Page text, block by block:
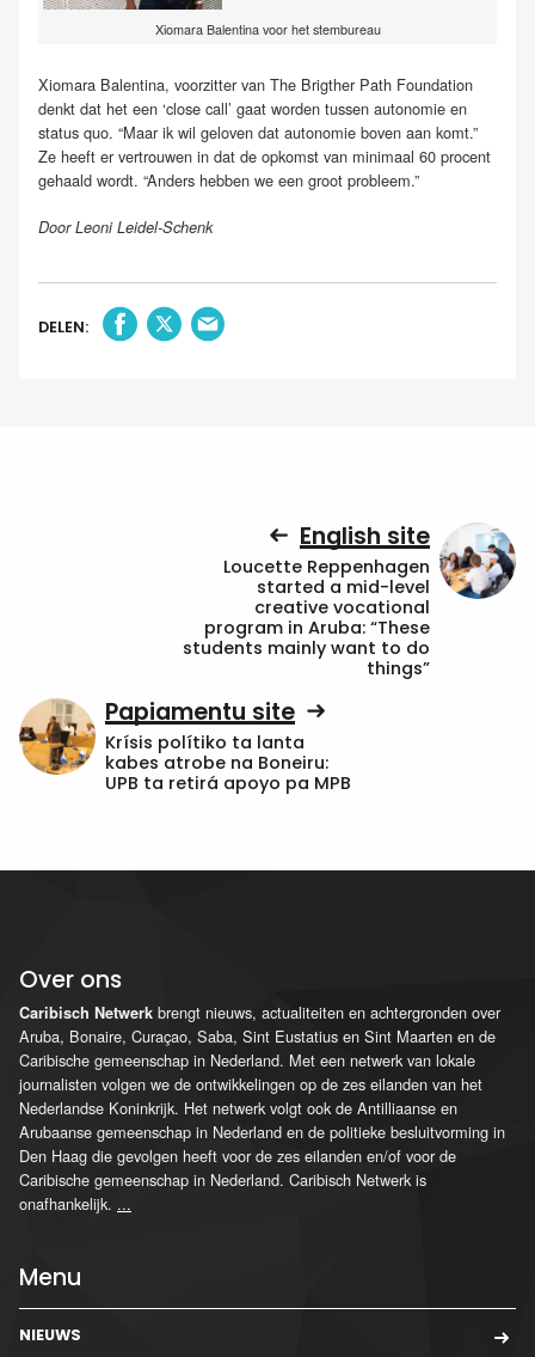
Xiomara Balentina voor het stembureau
Xiomara Balentina, voorzitter van The Brigther Path Foundation
denkt dat het een ‘close call’ gaat worden tussen autonomie en
status quo. “Maar ik wil geloven dat autonomie boven aan komt.”
Ze heeft er vertrouwen in dat de opkomst van minimaal 60 procent
gehaald wordt. “Anders hebben we een groot probleem.”
Door Leoni Leidel-Schenk
DELEN:
English site
Loucette Reppenhagen
started a mid-level
creative vocational
program in Aruba: “These
students mainly want to do
things”
Papiamentu site
Krísis polítiko ta lanta
kabes atrobe na Boneiru:
UPB ta retirá apoyo pa MPB
Over ons
Caribisch Netwerk brengt nieuws, actualiteiten en achtergronden over
Aruba, Bonaire, Curaçao, Saba, Sint Eustatius en Sint Maarten en de
Caribische gemeenschap in Nederland. Met een netwerk van lokale
journalisten volgen we de ontwikkelingen op de zes eilanden van het
Nederlandse Koninkrijk. Het netwerk volgt ook de Antilliaanse en
Arubaanse gemeenschap in Nederland en de politieke besluitvorming in
Den Haag die gevolgen heeft voor de zes eilanden en/of voor de
Caribische gemeenschap in Nederland. Caribisch Netwerk is
onafhankelijk. ...
Menu
NIEUWS